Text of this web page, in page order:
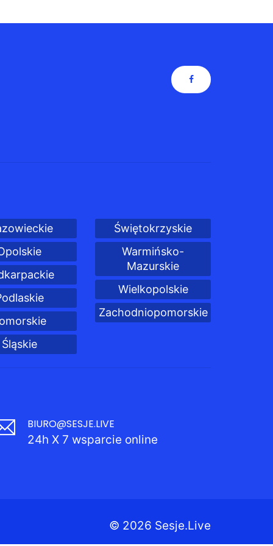
Śląskie
Świętokrzyskie
Warmińsko-
Mazurskie
Wielkopolskie
Zachodniopomorskie
BIURO@SESJE.LIVE
24h X 7 wsparcie online
© 2026 Sesje.Live